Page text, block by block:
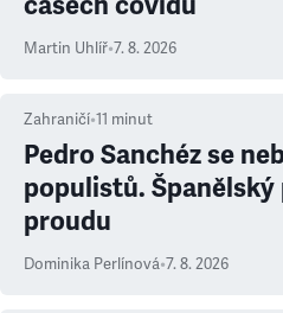
Martin Uhlíř•7. 8. 2026
Zahraničí•11 minut
Pedro Sanchéz se
populistů.
proudu
Dominika Perlínová•7. 8. 2026